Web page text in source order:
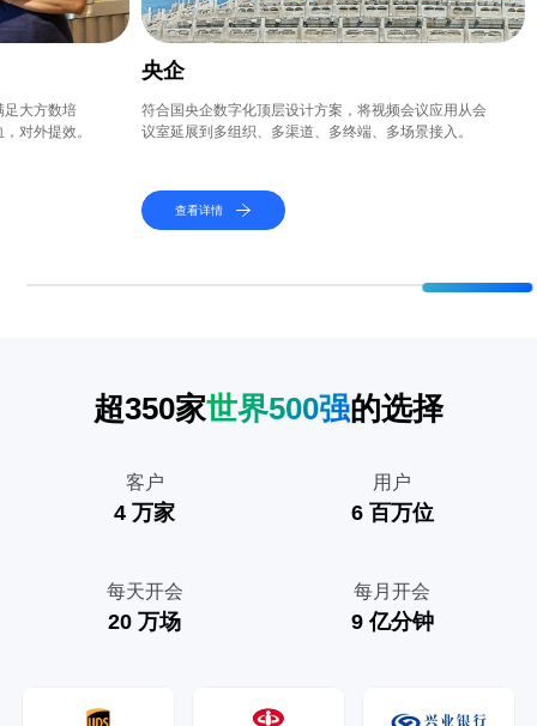
足大方数培
对外提效。
央企
符合国央企数字化顶层设计方案，将视频会议应用从会
议室延展到多组织、多渠道、多终端、多场景接入。
查看详情
超350家世界500强的选择
客户
4 万家
用户
6百万位
每天开会
20万场
每月开会
9亿分钟